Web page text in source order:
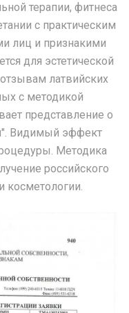
терапии, фитнеса
с практическим
лиц и признакими
для эстетической
латвийских
с методикой
представление о
Видимый эффект
Методика
российского
косметологии.